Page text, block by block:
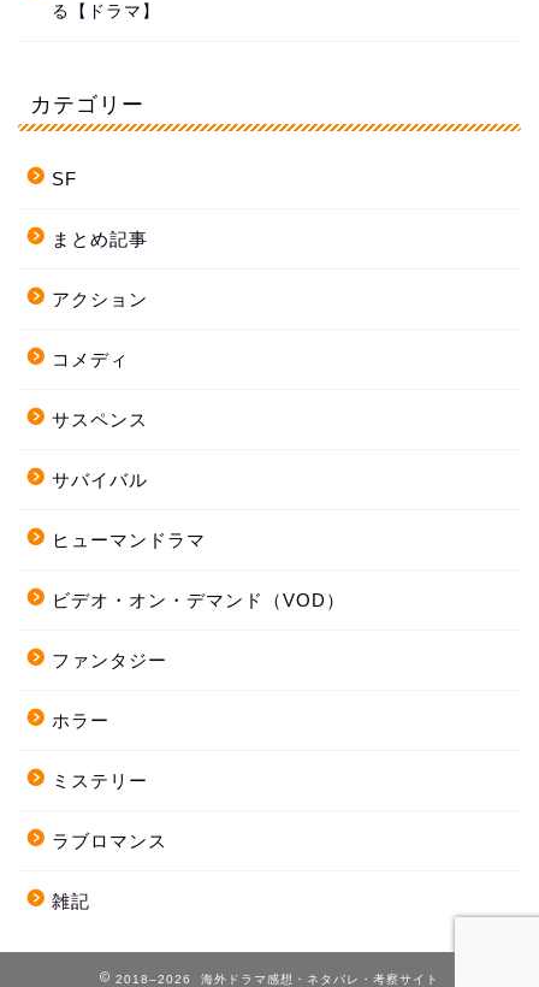
る【ドラマ】
カテゴリー
SF
まとめ記事
アクション
コメディ
サスペンス
サバイバル
ヒューマンドラマ
ビデオ・オン・デマンド（VOD）
ファンタジー
ホラー
ミステリー
ラブロマンス
雑記
2018–2026 海外ドラマ感想・ネタバレ・考察サイト